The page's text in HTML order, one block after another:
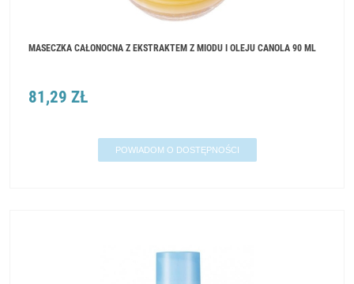
MASECZKA CAŁONOCNA Z EKSTRAKTEM Z MIODU I OLEJU CANOLA 90 ML
81,29 ZŁ
POWIADOM O DOSTĘPNOŚCI